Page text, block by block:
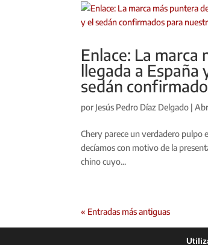
Enlace: La marca
llegada a España
sedán
por Jesús Pedro Díaz Delgado |
Chery parece un verdadero pulpo
decíamos con motivo de la
chino cuyo...
« Entradas más antiguas